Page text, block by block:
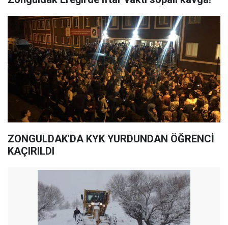
ZONGULDAK'DA KYK YURDUNDAN ÖĞRENCİ
KAÇIRILDI